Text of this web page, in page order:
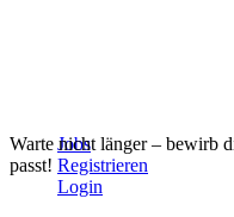
Jobs
Registrieren
Login
Warte nicht länger – bewirb
passt!